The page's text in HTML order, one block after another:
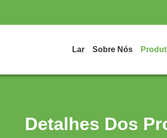
Lar Sobre Nós
Detalhes Dos